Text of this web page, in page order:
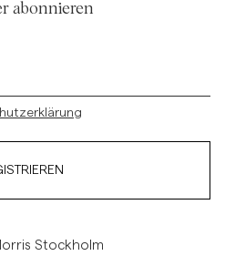
abonnieren
Stockholm